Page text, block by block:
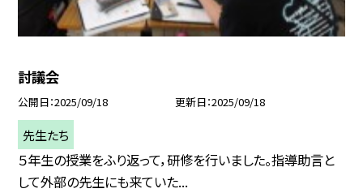
討議会
公開日 2025/09/18 更新日 2025/09/18
先生たち
５年生の授業をふり返って，研修を行いました。指導助言と
して外部の先生にも来ていた...